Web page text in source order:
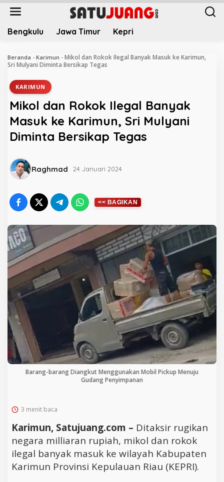
L
Bengkulu Jawa Timur Kepri
Beranda - Karimun - Mikol dan Rokok Ilegal Banyak Masuk ke Karimun,
Sri Mulyani Diminta Bersikap Tegas
KARIMUN
Mikol dan Rokok Ilegal Banyak
Masuk ke Karimun, Sri Mulyani
Diminta Bersikap Tegas
Raghmad 24 Januari 2024
Barang-barang Diangkut Menggunakan Mobil Pickup Menuju
Gudang Penyimpanan
3 menit baca
Karimun, Satujuang.com – Ditaksir rugikan
negara milliaran rupiah, mikol dan rokok
ilegal banyak masuk ke wilayah Kabupaten
Karimun Provinsi Kepulauan Riau (KEPRI).